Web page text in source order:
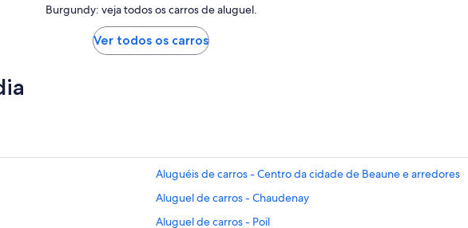
Burgundy: veja todos os carros de aluguel.
Ver todos os carros
Aluguéis de carros - Centro da cidade de Beaune e arredores
Aluguel de carros - Chaudenay
Aluguel de carros - Poil